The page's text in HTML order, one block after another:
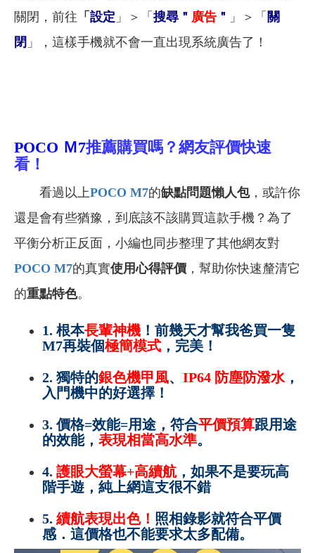
關閉，前往 「 設定 」＞「 搜尋＂ 廣告 ＂ 」＞「 關
閉 」，這樣手機就不會一直出現系統廣告了！
POCO Ｍ7推薦購買嗎？網友評價快速
看！
看過以上POCO M7的缺點問題懶人包，或許你
還是會有些猶豫，到底該不該購買這款手機？為了
平衡分析正反面，小編也同步整理了其他網友對
POCO M7的真實使用心得評價 ，幫助你快速釐清它
的重點特色。
1. 根本長輩神機 ！前幾天才幫我爸買一隻
M7再裝個極簡模式 ，完美！
2. 獨特的銀色機甲風、 IP64 防塵防潑水，
入門機中的好選擇！
3. 價格=效能=用途，符合平價預算跟用途
的效能， 表現相當高水準。
4. 護眼大螢幕+高續航，如果不是要玩高
階手遊，純上網這支很不錯
5. 續航表現出色！ 照相錄影就符合平價
感．這價格也不能要求太多配備。